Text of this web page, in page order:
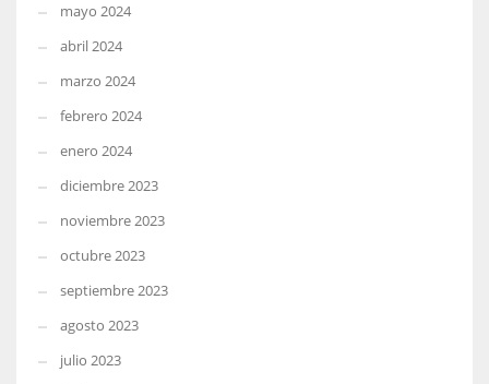
mayo 2024
abril 2024
marzo 2024
febrero 2024
enero 2024
diciembre 2023
noviembre 2023
octubre 2023
septiembre 2023
agosto 2023
julio 2023